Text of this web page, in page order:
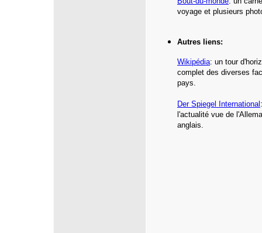
voyage et plusieurs
Autres liens:
Wikipédia: un tour
complet des diverses
pays.
Der Spiegel International :
l'actualité vue de
anglais.